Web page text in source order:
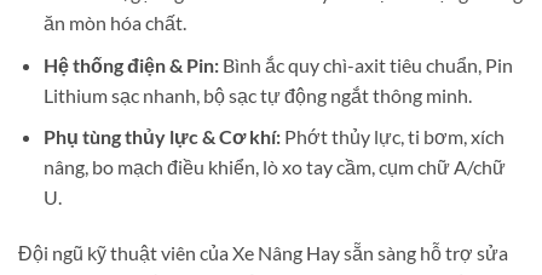
ăn mòn hóa chất.
Hệ thống điện & Pin:Bình ắc quy chì-axit tiêu chuẩn, Pin
Lithium sạc nhanh, bộ sạc tự động ngắt thông minh.
Phụ tùng thủy lực & Cơ khí:Phớt thủy lực, ti bơm, xích
nâng, bo mạch điều khiển, lò xo tay cầm, cụm chữ A/chữ
U.
Đội ngũ kỹ thuật viên của Xe Nâng Hay sẵn sàng hỗ trợ sửa